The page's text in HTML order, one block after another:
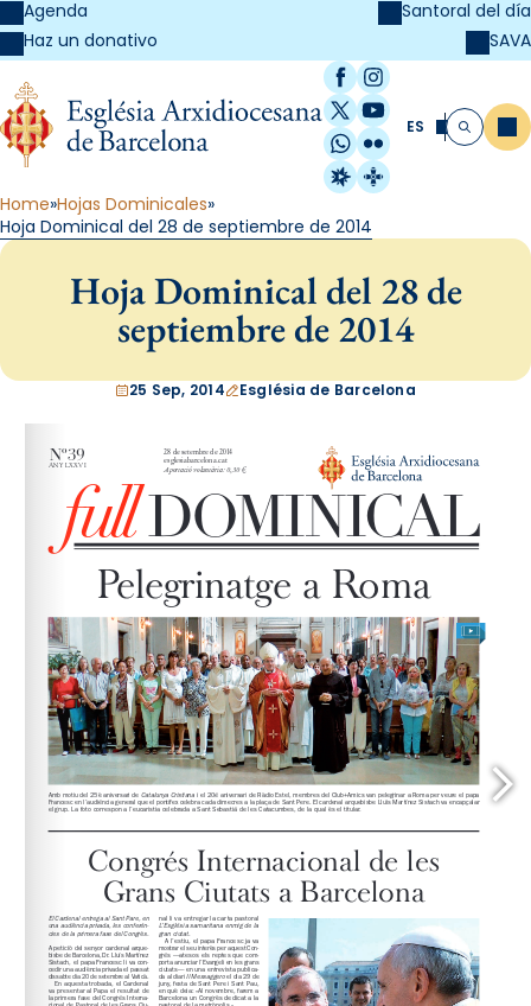
Agenda
Haz un donativo
Santoral del día
SAVA
Facebook
Instagram
X / Twitter
YouTube
WhatsApp
Flickr
Radio Estel
Catalunya
ES Buscar
Home Hojas Dominicales
Hoja Dominical del 28 de septiembre de 2014
Hoja Dominical del 28 de
septiembre de 2014
25 Sep, 2014 Església de Barcelona